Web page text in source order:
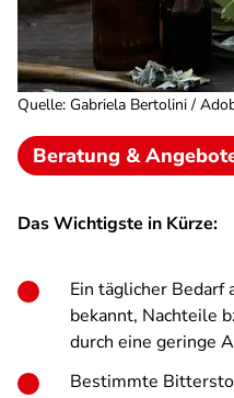
Quelle: Gabriela Bertolini /
Beratung &
Das Wichtigste in Kürze:
Ein täglicher
bekannt, Nachteile
durch eine geringe
Bestimmte